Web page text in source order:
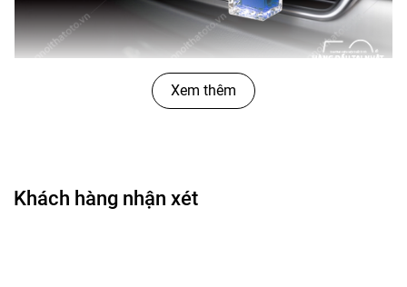
Xem thêm
Khách hàng nhận xét